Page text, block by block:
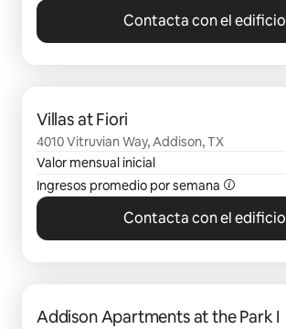
Contacta con el edificio
Villas at Fiori
4010 Vitruvian Way, Addison, TX
Valor mensual inicial
Ingresos promedio por semana
Contacta con el edificio
Addison Apartments at the Park I